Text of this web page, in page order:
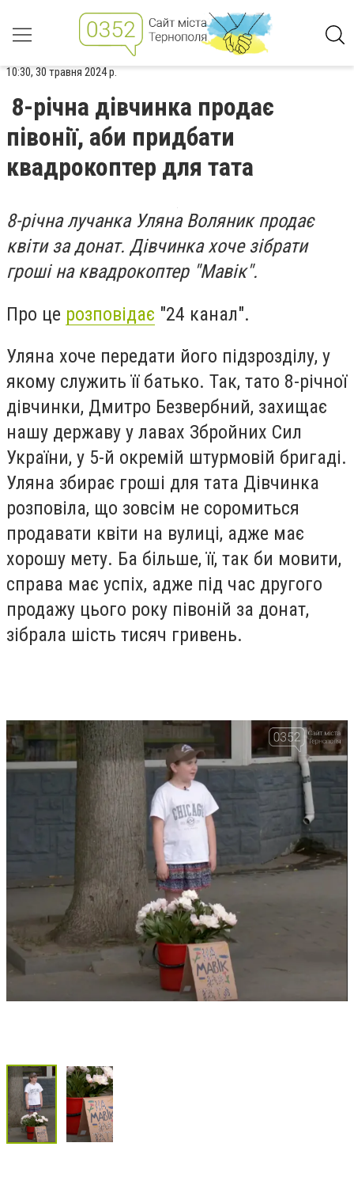
10:30, 30 травня 2024 р.
8-річна дівчинка продає
півонії, аби придбати
квадрокоптер для тата
8-річна лучанка Уляна Воляник продає
квіти за донат. Дівчинка хоче зібрати
гроші на квадрокоптер "Мавік".
Про це розповідає "24 канал".
Уляна хоче передати його підзрозділу, у
якому служить її батько. Так, тато 8-річної
дівчинки, Дмитро Безвербний, захищає
нашу державу у лавах Збройних Сил
України, у 5-й окремій штурмовій бригаді.
Уляна збирає гроші для тата Дівчинка
розповіла, що зовсім не соромиться
продавати квіти на вулиці, адже має
хорошу мету. Ба більше, її, так би мовити,
справа має успіх, адже під час другого
продажу цього року півоній за донат,
зібрала шість тисяч гривень.